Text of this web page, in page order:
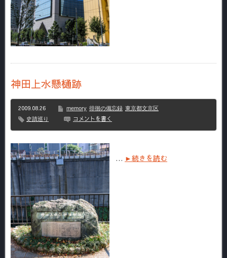
神田上水懸樋跡
2009.08.26 memory 徘徊の備忘録 東京都文京区
史蹟巡り
コメントを書く
… ►続きを読む